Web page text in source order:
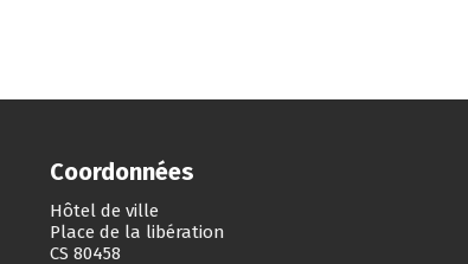
Coordonnées
Hôtel de ville
Place de la libération
CS 80458